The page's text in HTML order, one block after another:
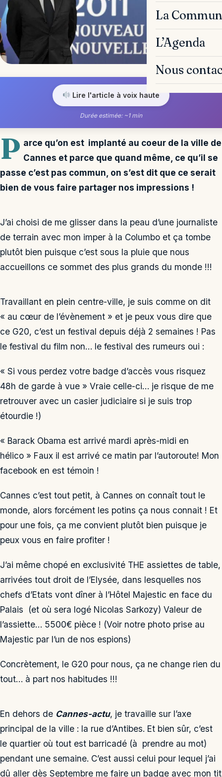
La
L’Agenda
Nous
Lire l'article à voix haute
Durée estimée: ~1 min
P arce qu’on est implanté au coeur de la ville de
Cannes et parce que quand même, ce qu’il se
passe c’est pas commun, on s’est dit que ce serait
bien de vous faire partager nos impressions !
J’ai choisi de me glisser dans la peau d’une journaliste
de terrain avec mon imper à la Columbo et ça tombe
plutôt bien puisque c’est sous la pluie que nous
accueillons ce sommet des plus grands du monde !!!
Travaillant en plein centre-ville, je suis comme on dit
« au cœur de l’évènement » et je peux vous dire que
ce G20, c’est un festival depuis déjà 2 semaines ! Pas
le festival du film non… le festival des rumeurs oui :
« Si vous perdez votre badge d’accès vous risquez
48h de garde à vue » Vraie celle-ci… je risque de me
retrouver avec un casier judiciaire si je suis trop
étourdie !)
« Barack Obama est arrivé mardi après-midi en
hélico » Faux il est arrivé ce matin par l’autoroute! Mon
facebook en est témoin !
Cannes c’est tout petit, à Cannes on connaît tout le
monde, alors forcément les potins ça nous connait ! Et
pour une fois, ça me convient plutôt bien puisque je
peux vous en faire profiter !
J’ai même chopé en exclusivité THE assiettes de table,
arrivées tout droit de l’Elysée, dans lesquelles nos
chefs d’Etats vont dîner à l’Hôtel Majestic en face du
Palais (et où sera logé Nicolas Sarkozy) Valeur de
l’assiette… 5500€ pièce ! (Voir notre photo prise au
Majestic par l’un de nos espions)
Concrètement, le G20 pour nous, ça ne change rien du
tout… à part nos habitudes !!!
En dehors de Cannes-actu, je travaille sur l’axe
principal de la ville : la rue d’Antibes. Et bien sûr, c’est
le quartier où tout est barricadé (à prendre au mot)
pendant une semaine. C’est aussi celui pour lequel j’ai
dû aller dès Septembre me faire un badge avec mon tit